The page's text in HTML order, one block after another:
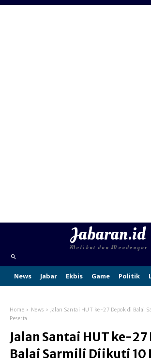
Jabaran.id
Melihat dan Mendengar
News Jabar Ekbis Game Politik
Home News
Jalan Santai HUT ke-27 Depok di Balai
Peserta
Jalan Santai HUT ke-27
Balai Sarmili Diikuti 10